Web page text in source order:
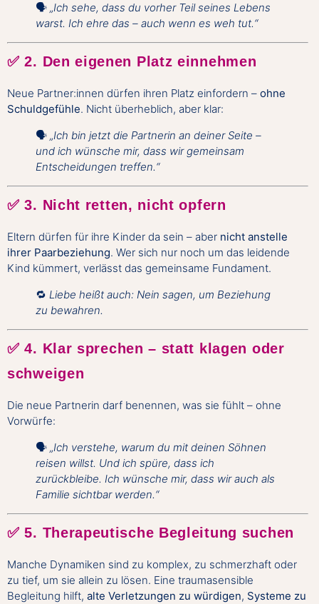
🗣 „Ich sehe, dass du vorher Teil seines Lebens
warst. Ich ehre das – auch wenn es weh tut.“
✅ 2. Den eigenen Platz einnehmen
Neue Partner:innen dürfen ihren Platz einfordern – ohne
Schuldgefühle. Nicht überheblich, aber klar:
🗣 „Ich bin jetzt die Partnerin an deiner Seite –
und ich wünsche mir, dass wir gemeinsam
Entscheidungen treffen.“
✅ 3. Nicht retten, nicht opfern
Eltern dürfen für ihre Kinder da sein – aber nicht anstelle
ihrer Paarbeziehung. Wer sich nur noch um das leidende
Kind kümmert, verlässt das gemeinsame Fundament.
🔁 Liebe heißt auch: Nein sagen, um Beziehung
zu bewahren.
✅ 4. Klar sprechen – statt klagen oder
schweigen
Die neue Partnerin darf benennen, was sie fühlt – ohne
Vorwürfe:
🗣 „Ich verstehe, warum du mit deinen Söhnen
reisen willst. Und ich spüre, dass ich
zurückbleibe. Ich wünsche mir, dass wir auch als
Familie sichtbar werden.“
✅ 5. Therapeutische Begleitung suchen
Manche Dynamiken sind zu komplex, zu schmerzhaft oder
zu tief, um sie allein zu lösen. Eine traumasensible
Begleitung hilft, alte Verletzungen zu würdigen, Systeme zu